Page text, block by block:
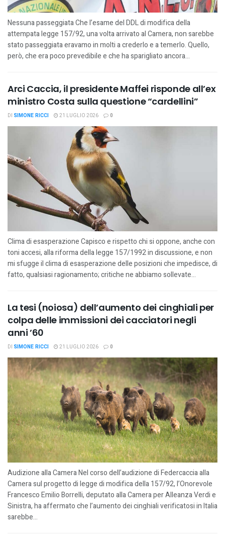
Nessuna passeggiata Che l’esame del DDL di modifica della
attempata legge 157/92, una volta arrivato al Camera, non sarebbe
stato passeggiata eravamo in molti a crederlo e a temerlo. Quello,
però, che era poco prevedibile e che ha sparigliato ancora...
Arci Caccia, il presidente Maffei risponde all’ex
ministro Costa sulla questione “cardellini”
DI SIMONE RICCI 21 LUGLIO 2026 0
Clima di esasperazione Capisco e rispetto chi si oppone, anche con
toni accesi, alla riforma della legge 157/1992 in discussione, e non
mi sfugge il clima di esasperazione delle posizioni che impedisce, di
fatto, qualsiasi ragionamento; critiche ne abbiamo sollevate...
La tesi (noiosa) dell’aumento dei cinghiali per
colpa delle immissioni dei cacciatori negli
anni ’60
DI SIMONE RICCI 21 LUGLIO 2026 0
Audizione alla Camera Nel corso dell’audizione di Federcaccia alla
Camera sul progetto di legge di modifica della 157/92, l’Onorevole
Francesco Emilio Borrelli, deputato alla Camera per Alleanza Verdi e
Sinistra, ha affermato che l’aumento dei cinghiali verificatosi in Italia
sarebbe...